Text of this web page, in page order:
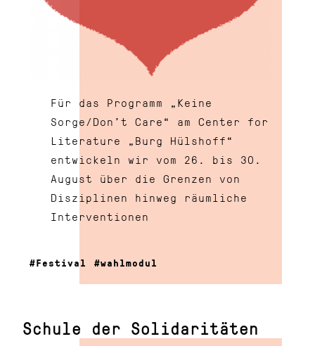
Für das Programm „Keine
Sorge/Don’t Care“ am Center for
Literature „Burg Hülshoff“
entwickeln wir vom 26. bis 30.
August über die Grenzen von
Disziplinen hinweg räumliche
Interventionen
Festival wahlmodul
Schule der Solidaritäten